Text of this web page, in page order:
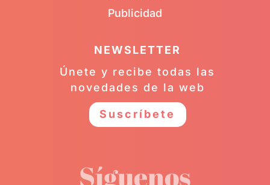
Publicidad
NEWSLETTER
Únete y recibe todas las
novedades de la web
Suscríbete
Síguenos